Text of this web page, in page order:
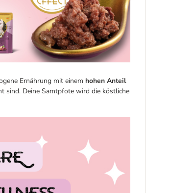
Ernährung mit einem hohen Anteil
sind. Deine Samtpfote wird die köstliche